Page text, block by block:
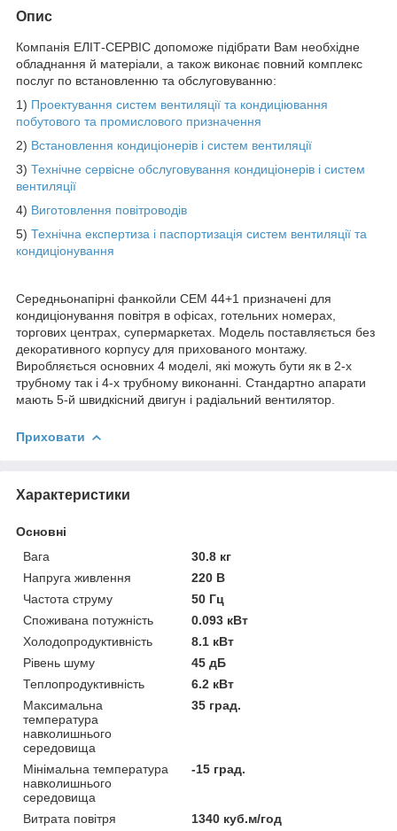
Опис
Компанія ЕЛІТ-СЕРВІС допоможе підібрати Вам необхідне
обладнання й матеріали, а також виконає повний комплекс
послуг по встановленню та обслуговуванню:
1) Проектування систем вентиляції та кондиціювання
побутового та промислового призначення
2) Встановлення кондиціонерів і систем вентиляції
3) Технічне сервісне обслуговування кондиціонерів і систем
вентиляції
4) Виготовлення повітроводів
5) Технічна експертиза і паспортизація систем вентиляції та
кондиціонування
Середньонапірні фанкойли CEM 44+1 призначені для
кондиціонування повітря в офісах, готельних номерах,
торгових центрах, супермаркетах. Модель поставляється без
декоративного корпусу для прихованого монтажу.
Виробляється основних 4 моделі, які можуть бути як в 2-х
трубному так і 4-х трубному виконанні. Стандартно апарати
мають 5-й швидкісний двигун і радіальний вентилятор.
Приховати
Характеристики
Основні
Вага
30.8 кг
Напруга живлення
220 В
Частота струму
50 Гц
Споживана потужність
0.093 кВт
Холодопродуктивність
8.1 кВт
Рівень шуму
45 дБ
Теплопродуктивність
6.2 кВт
Максимальна
температура
навколишнього
середовища
35 град.
Мінімальна температура
навколишнього
середовища
-15 град.
Витрата повітря
1340 куб.м/год